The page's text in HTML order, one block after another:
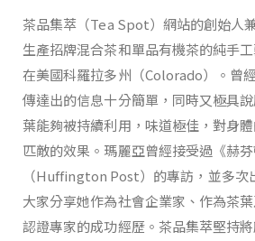
茶品集萃（Tea Spot）網站的創始人
生產招牌混合茶和單品有機茶的純手
在美國科羅拉多州（Colorado）。曾
傳達出的信息十分簡單，同時又極具
葉能夠被持續利用，味道極佳，對身
匹敵的效果。瑪麗亞曾經接受過《赫芬
（Huffington Post）的專訪，並多次
大家分享她作為社會企業家、作為茶
認證專家的成功經歷。茶品集萃堅持